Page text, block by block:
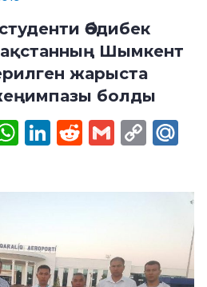
Әбдибек
Шымкент
жарыста
болды
WhatsApp
LinkedIn
Reddit
Gmail